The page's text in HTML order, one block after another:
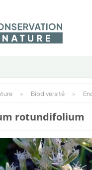
> Biodiversité >
rotundifolium